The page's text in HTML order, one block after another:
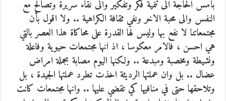
بأمس الحاجة الى تنمية فكر وتفكير والى نقاء سريرة وتصالح مع
النفس والى محبة الاخر ونفي ثقافة الكراهية .. ولا اقول بأن
مجتمعاتنا لا نفع بها وليس لها القدرة على محاكاة هذا العصر بالتي
هي احسن ، فالامر معكوسا ، اذ انها مجتمعات حيوية وفاعلة
ونشيطة ومخصبة ومبدعة .. ولكنها اليوم مصابة بجملة امراض
عضال .. بل وان عملتها الرديئة اخذت تطرد عملتها الجيدة ، بل
وتلاحقها حتى في منافيها كي تقضي عليها .. وانها مجتمعات كانت